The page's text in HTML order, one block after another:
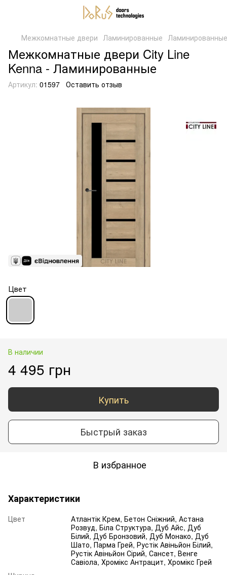
Межкомнатные двери Ламинированные
Межкомнатные двери City Line
Kenna - Ламинированные
Артикул: 01597 Оставить отзыв
Цвет
В наличии
4 495 грн
Купить
Быстрый заказ
В избранное
Характеристики
Цвет
Атлантік Крем, Бетон Сніжний, Астана
Розвуд, Біла Структура, Дуб Айс, Дуб
Білий, Дуб Бронзовий, Дуб Монако, Дуб
Шато, Парма Грей, Рустік Авіньйон Білий,
Рустік Авіньйон Сірий, Сансет, Венге
Савіола, Хромікс Антрацит, Хромікс Грей